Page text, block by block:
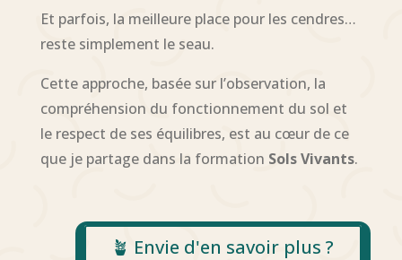
Et parfois, la meilleure place pour les cendres…
reste simplement le seau.
Cette approche, basée sur l’observation, la
compréhension du fonctionnement du sol et
le respect de ses équilibres, est au cœur de ce
que je partage dans la formation Sols Vivants.
🪴 Envie d'en savoir plus ?